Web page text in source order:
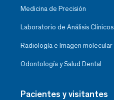
Medicina de Precisión
Laboratorio de Análisis Clínicos
Radiología e Imagen molecular
Odontología y Salud Dental
Pacientes y visitantes